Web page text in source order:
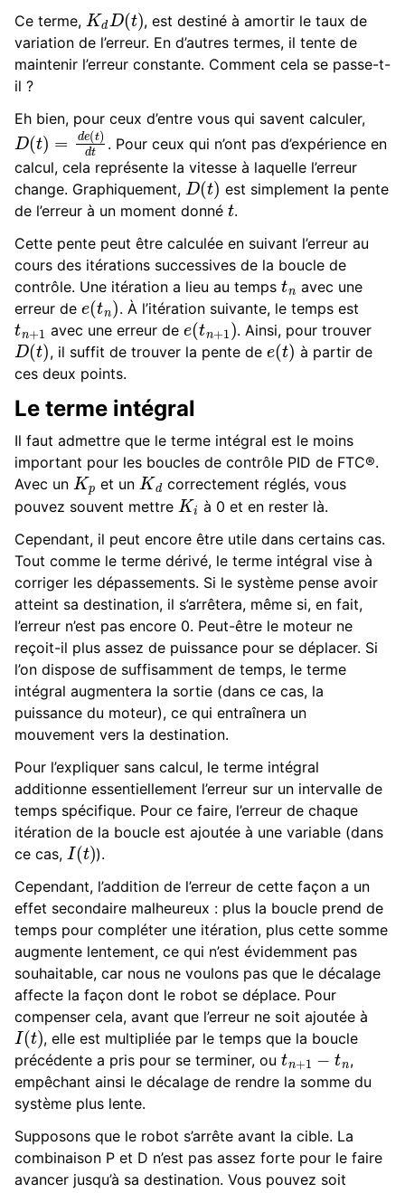
Ce terme, Kd D(t) , est destiné à amortir le taux de
variation de l’erreur. En d’autres termes, il tente de
maintenir l’erreur constante. Comment cela se passe-t-
il ?
Eh bien, pour ceux d’entre vous qui savent calculer,
D(t)= d e(t)d . Pour ceux qui n’ont pas d’expérience en
calcul, cela représente la vitesse à laquelle l’erreur
change. Graphiquement, D(t) est simplement la pente
de l’erreur à un moment donné t.
Cette pente peut être calculée en suivant l’erreur au
cours des itérations successives de la boucle de
contrôle. Une itération a lieu au temps tnavec une
erreur de e(tn). À l’itération suivante, le temps est
tn+1avec une erreur de e(t n+1)
. Ainsi, pour trouver
D(t) , il suffit de trouver la pente de e(t) à partir de
ces deux points.
Le terme intégral
Il faut admettre que le terme intégral est le moins
important pour les boucles de contrôle PID de FTC®.
Avec un Kp et unKd correctement réglés, vous
pouvez souvent mettre Ki à 0 et en rester là.
Cependant, il peut encore être utile dans certains cas.
Tout comme le terme dérivé, le terme intégral vise à
corriger les dépassements. Si le système pense avoir
atteint sa destination, il s’arrêtera, même si, en fait,
l’erreur n’est pas encore 0. Peut-être le moteur ne
reçoit-il plus assez de puissance pour se déplacer. Si
l’on dispose de suffisamment de temps, le terme
intégral augmentera la sortie (dans ce cas, la
puissance du moteur), ce qui entraînera un
mouvement vers la destination.
Pour l’expliquer sans calcul, le terme intégral
additionne essentiellement l’erreur sur un intervalle de
temps spécifique. Pour ce faire, l’erreur de chaque
itération de la boucle est ajoutée à une variable (dans
ce cas, I(t) ).
Cependant, l’addition de l’erreur de cette façon a un
effet secondaire malheureux : plus la boucle prend de
temps pour compléter une itération, plus cette somme
augmente lentement, ce qui n’est évidemment pas
souhaitable, car nous ne voulons pas que le décalage
affecte la façon dont le robot se déplace. Pour
compenser cela, avant que l’erreur ne soit ajoutée à
I(t) , elle est multipliée par le temps que la boucle
précédente a pris pour se terminer, ou tn+ 1−tn ,
empêchant ainsi le décalage de rendre la somme du
système plus lente.
Supposons que le robot s’arrête avant la cible. La
combinaison P et D n’est pas assez forte pour le faire
avancer jusqu’à sa destination. Vous pouvez soit